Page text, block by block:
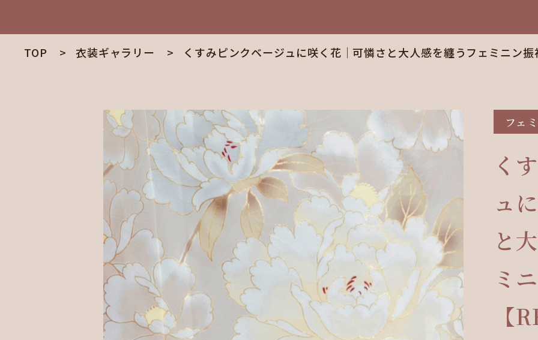
TOP 衣装ギャラリー くすみピンクベージュに咲く花｜可憐さと大人感を纏うフェミニン
フェ
く
ュ
と
ミ
【